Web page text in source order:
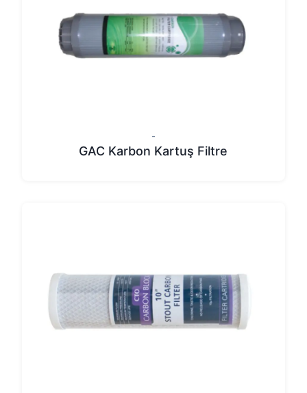
-
GAC Karbon Kartuş Filtre